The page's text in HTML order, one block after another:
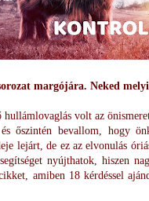
margójára. Neked
volt az
és őszintén bevallom, hogy
lejárt, de ez az elvonulás
nyújthatok, hiszen
amiben 18 kérdéssel